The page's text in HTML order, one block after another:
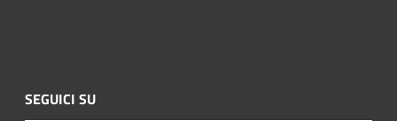
SEGUICI SU